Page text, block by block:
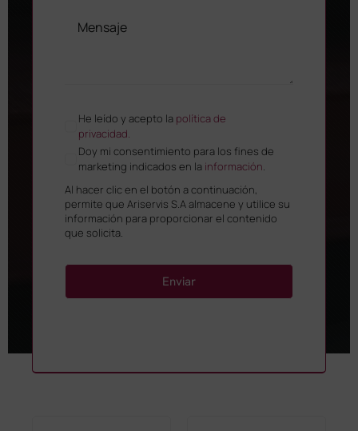
He leído y acepto la política de
privacidad.
Doy mi consentimiento para los fines de
marketing indicados en la información
Al hacer clic en el botón a continuación,
permite que Ariservis S.A almacene y utilice su
información para proporcionar el contenido
que solicita.
Enviar